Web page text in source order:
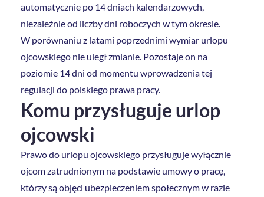
automatycznie po 14 dniach kalendarzowych,
niezależnie od liczby dni roboczych w tym okresie.
W porównaniu z latami poprzednimi wymiar urlopu
ojcowskiego nie uległ zmianie. Pozostaje on na
poziomie 14 dni od momentu wprowadzenia tej
regulacji do polskiego prawa pracy.
Komu przysługuje urlop
ojcowski
Prawo do urlopu ojcowskiego przysługuje wyłącznie
ojcom zatrudnionym na podstawie umowy o pracę,
którzy są objęci ubezpieczeniem społecznym w razie